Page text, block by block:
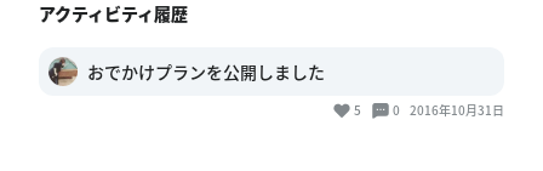
アクティビティ履歴
おでかけプランを公開しました
5 0 2016年10月31日